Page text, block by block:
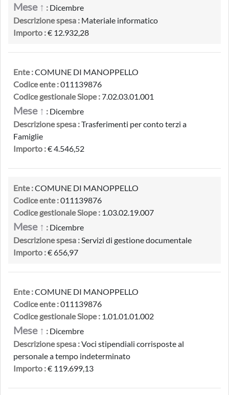
Mese ↑ : Dicembre
Descrizione spesa : Materiale informatico
Importo :€ 12.932,28
Ente :COMUNE DI MANOPPELLO
Codice ente :011139876
Codice gestionale Siope :7.02.03.01.001
Mese ↑ : Dicembre
Descrizione spesa :Trasferimenti per conto terzi a
Famiglie
Importo :€ 4.546,52
Ente :COMUNE DI MANOPPELLO
Codice ente :011139876
Codice gestionale Siope : 1.03.02.19.007
Mese ↑ : Dicembre
Descrizione spesa :Servizi di gestione documentale
Importo :€ 656,97
Ente :COMUNE DI MANOPPELLO
Codice ente :011139876
Codice gestionale Siope : 1.01.01.01.002
Mese ↑ : Dicembre
Descrizione spesa :Voci stipendiali corrisposte al
personale a tempo indeterminato
Importo :€ 119.699,13